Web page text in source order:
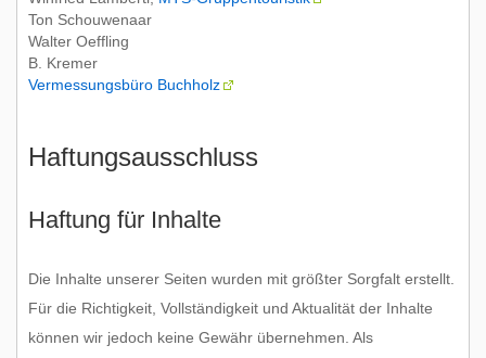
Tiere im Weinberg
Vulkaneifeltouren
B50N Brückenbaustellentouren
PRIMUM CASTELLUM
Lehrgang Gästeführer/innen der Großregion
Ton Schouwenaar
Walter Oeffling
B. Kremer
Vermessungsbüro Buchholz
Haftungsausschluss
Haftung für Inhalte
Die Inhalte unserer Seiten wurden mit größter Sorgfalt erstellt.
Für die Richtigkeit, Vollständigkeit und Aktualität der Inhalte
können wir jedoch keine Gewähr übernehmen. Als